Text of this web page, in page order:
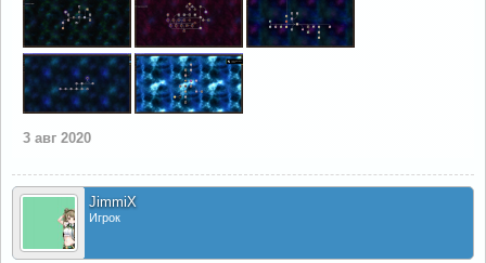
3 авг 2020
JimmiX
Игрок